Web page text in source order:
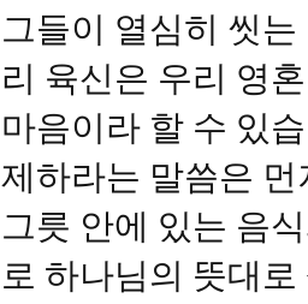
그들이 열심히 씻
리 육신은 우리 영
마음이라 할 수 있
제하라는 말씀은
그릇 안에 있는 음
로 하나님의 뜻대